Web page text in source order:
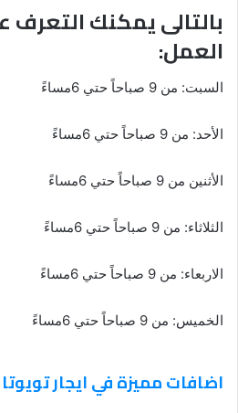
بالتالى يمكنك التعرف
العمل:
السبت: من 9 صباحاً حتي 6مساءً
الأحد: من 9 صباحاً حتي 6مساءً
الأثنين من 9 صباحاً حتي 6مساءً
الثلاثاء: من 9 صباحاً حتي 6مساءً
الاربعاء: من 9 صباحاً حتي 6مساءً
الخميس: من 9 صباحاً حتي 6مساءً
اضافات مميزة في ايجار